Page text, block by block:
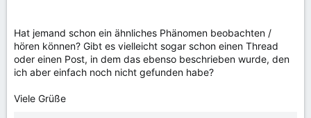
Hat jemand schon ein ähnliches Phänomen beobachten /
hören können? Gibt es vielleicht sogar schon einen Thread
oder einen Post, in dem das ebenso beschrieben wurde, den
ich aber einfach noch nicht gefunden habe?
Viele Grüße